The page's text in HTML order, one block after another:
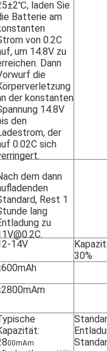
laden Sie
Batterie am
von 0.2C
um 14.8V zu
Dann
die
der konstanten
14.8V
den
der
0.02C sich
dem dann
Rest 1
lang
zu
14V
30%
00mAm